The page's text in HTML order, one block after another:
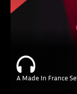
A Made In France